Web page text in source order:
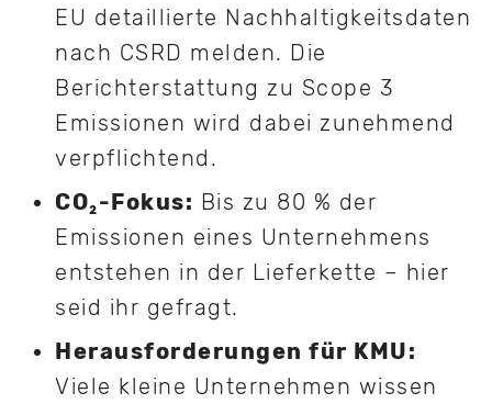
EU detaillierte Nachhaltigkeitsdaten
nach CSRD melden. Die
Berichterstattung zu Scope 3
Emissionen wird dabei zunehmend
verpflichtend.
CO₂-Fokus: Bis zu 80 % der
Emissionen eines Unternehmens
entstehen in der Lieferkette – hier
seid ihr gefragt.
Herausforderungen für KMU:
Viele kleine Unternehmen wissen